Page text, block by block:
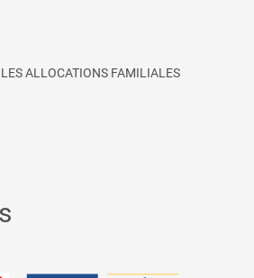
ALLOCATIONS FAMILIALES